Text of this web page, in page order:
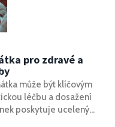
pro zdravé a
může být klíčovým
léčbu a dosažení
poskytuje ucelený